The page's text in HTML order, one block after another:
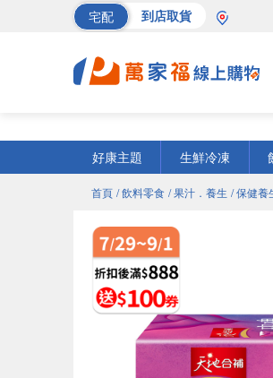
宅配 到店取貨
好康主題
生鮮冷凍
首頁 / 飲料零食 / 果汁．養生 / 保健養